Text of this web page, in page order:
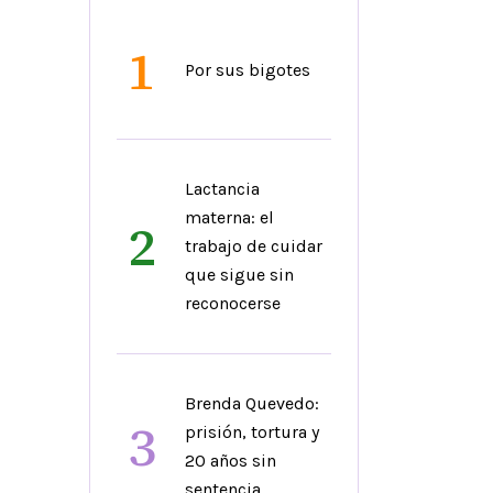
1 Por sus bigotes
2
Lactancia
materna: el
trabajo de cuidar
que sigue sin
reconocerse
3
Brenda Quevedo:
prisión, tortura y
20 años sin